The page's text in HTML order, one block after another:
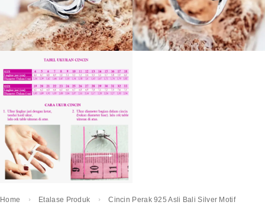
Home Etalase Produk
Cincin Perak 925 Asli Bali Silver Motif